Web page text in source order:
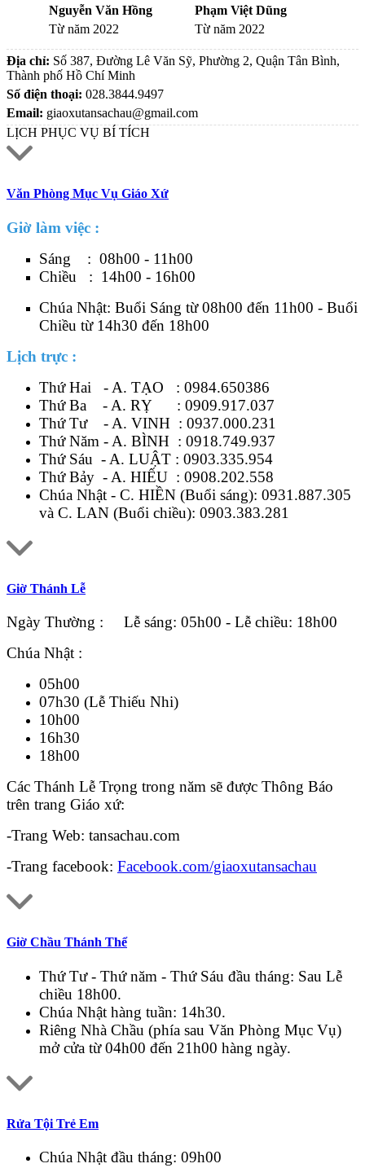
Nguyễn Văn Hồng
Từ năm 2022
Phạm Việt Dũng
Từ năm 2022
Địa chỉ: Số 387, Đường Lê Văn Sỹ, Phường 2, Quận Tân Bình,
Thành phố Hồ Chí Minh
Số điện thoại: 028.3844.9497
Email: giaoxutansachau@gmail.com
LỊCH PHỤC VỤ BÍ TÍCH
Văn Phòng Mục Vụ Giáo Xứ
Giờ làm việc :
Sáng : 08h00 - 11h00
Chiều : 14h00 - 16h00
Chúa Nhật: Buổi Sáng từ 08h00 đến 11h00 - Buổi
Chiều từ 14h30 đến 18h00
Lịch trực :
Thứ Hai - A. TẠO : 0984.650386
Thứ Ba - A. RỴ : 0909.917.037
Thứ Tư - A. VINH : 0937.000.231
Thứ Năm - A. BÌNH : 0918.749.937
Thứ Sáu - A. LUẬT : 0903.335.954
Thứ Bảy - A. HIẾU : 0908.202.558
Chúa Nhật - C. HIỀN (Buổi sáng): 0931.887.305
và C. LAN (Buổi chiều): 0903.383.281
Giờ Thánh Lễ
Ngày Thường : Lễ sáng: 05h00 - Lễ chiều: 18h00
Chúa Nhật :
05h00
07h30 (Lễ Thiếu Nhi)
10h00
16h30
18h00
Các Thánh Lễ Trọng trong năm sẽ được Thông Báo
trên trang Giáo xứ:
-Trang Web: tansachau.com
-Trang facebook: Facebook.com/giaoxutansachau
Giờ Chầu Thánh Thể
Thứ Tư - Thứ năm - Thứ Sáu đầu tháng: Sau Lễ
chiều 18h00.
Chúa Nhật hàng tuần: 14h30.
Riêng Nhà Chầu (phía sau Văn Phòng Mục Vụ)
mở cửa từ 04h00 đến 21h00 hàng ngày.
Rửa Tội Trẻ Em
Chúa Nhật đầu tháng: 09h00